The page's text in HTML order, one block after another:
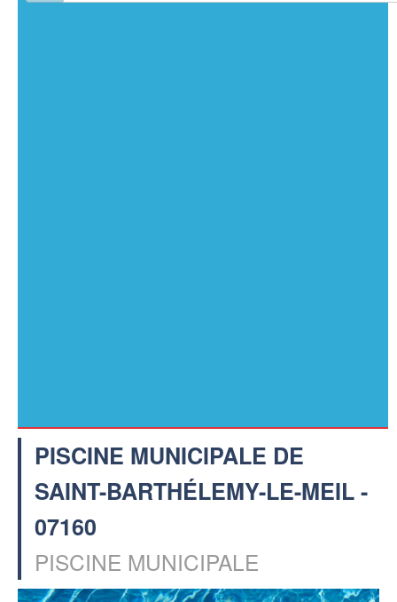
PISCINE MUNICIPALE DE
SAINT-BARTHÉLEMY-LE-MEIL -
07160
PISCINE MUNICIPALE